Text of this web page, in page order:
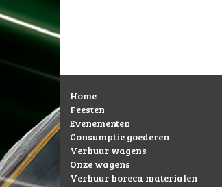
Home
Feesten
Evenementen
Consumptie goederen
Verhuur wagens
Onze wagens
Verhuur horeca materialen